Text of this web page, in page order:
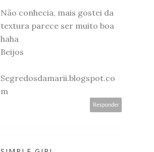
Não conhecia, mais gostei da
textura parece ser muito boa
haha
Beijos
Segredosdamarii.blogspot.co
m
Responder